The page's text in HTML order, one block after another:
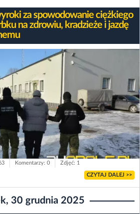
za spowodowanie ciężkiego
na zdrowiu, kradzieże i jazdę
Komentarzy: 0 Zdjęć: 1
CZYTAJ DALEJ >>
30 grudnia 2025